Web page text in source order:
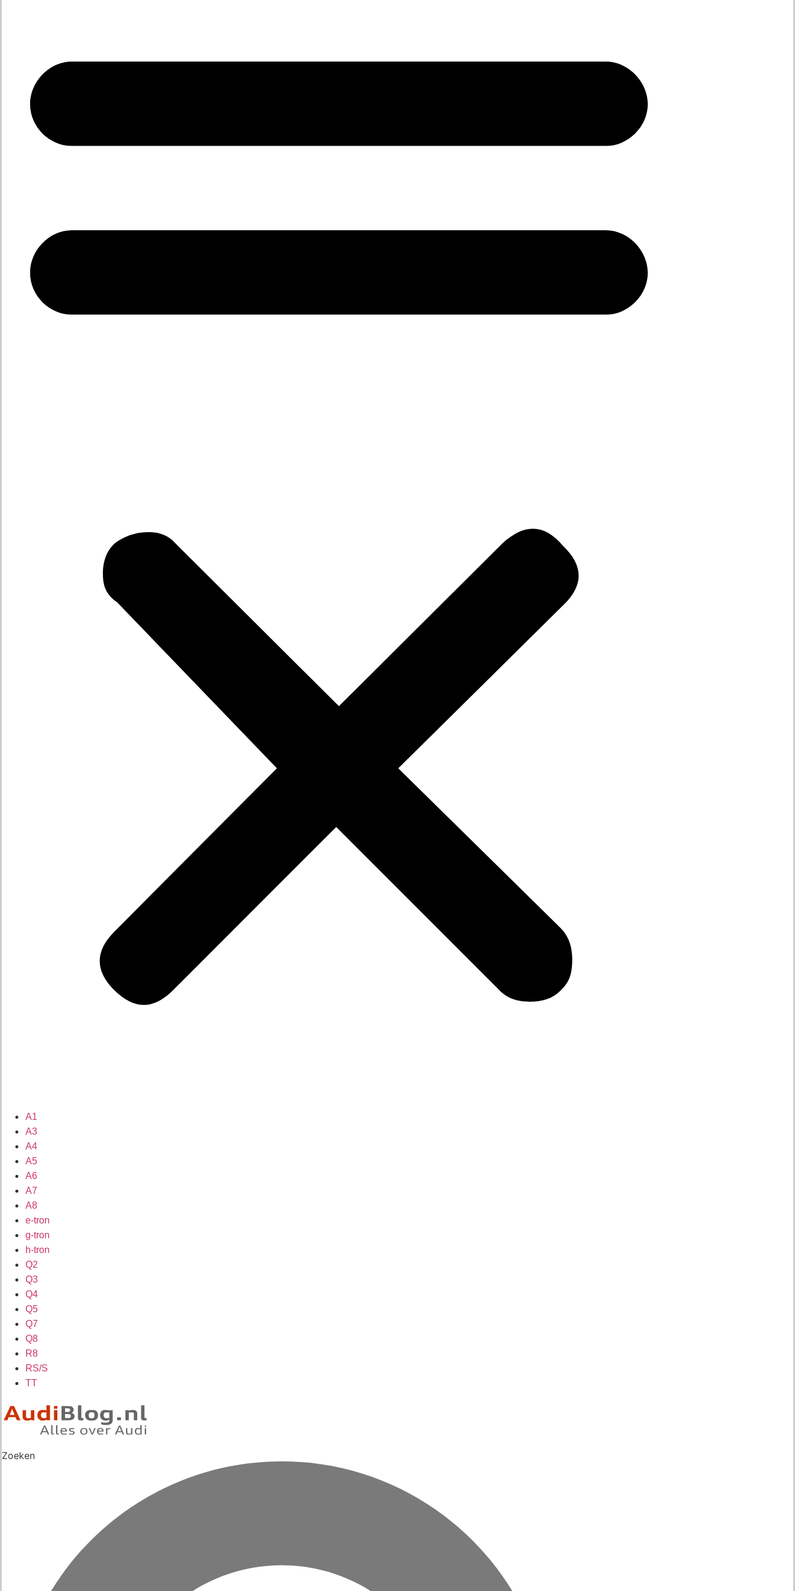
A1
A3
A4
A5
A6
A7
A8
e-tron
g-tron
h-tron
Q2
Q3
Q4
Q5
Q7
Q8
R8
RS/S
TT
Zoeken